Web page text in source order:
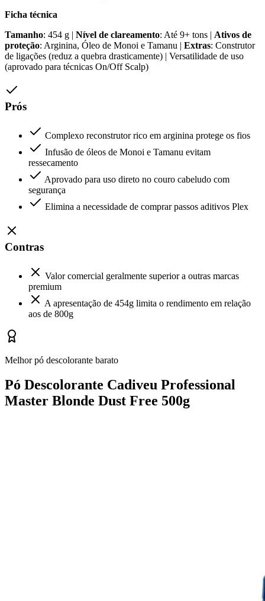
Ficha técnica
Tamanho: 454 g | Nível de clareamento: Até 9+ tons | Ativos de
proteção: Arginina, Óleo de Monoi e Tamanu | Extras: Construtor
de ligações (reduz a quebra drasticamente) | Versatilidade de uso
(aprovado para técnicas On/Off Scalp)
Prós
Complexo reconstrutor rico em arginina protege os fios
Infusão de óleos de Monoi e Tamanu evitam
ressecamento
Aprovado para uso direto no couro cabeludo com
segurança
Elimina a necessidade de comprar passos aditivos Plex
Contras
Valor comercial geralmente superior a outras marcas
premium
A apresentação de 454g limita o rendimento em relação
aos de 800g
Melhor pó descolorante barato
Pó Descolorante Cadiveu Professional
Master Blonde Dust Free 500g